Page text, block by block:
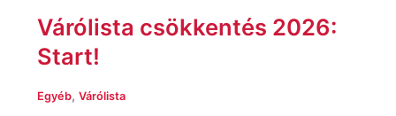
Várólista csökkentés 2026:
Start!
Egyéb, Várólista